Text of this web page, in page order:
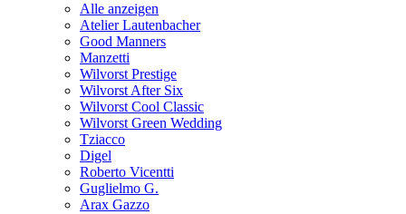
Alle anzeigen
Atelier Lautenbacher
Good Manners
Manzetti
Wilvorst Prestige
Wilvorst After Six
Wilvorst Cool Classic
Wilvorst Green Wedding
Tziacco
Digel
Roberto Vicentti
Guglielmo G.
Arax Gazzo